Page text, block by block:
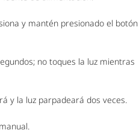
y mantén presionado el botón
no toques la luz mientras
y la luz parpadeará dos veces.